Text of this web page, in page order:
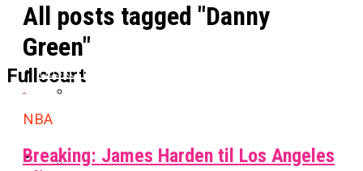
Fullcourt
Basketligaen
NBA
All posts tagged "Danny
Green"
NBA
Breaking: James Harden til Los Angeles